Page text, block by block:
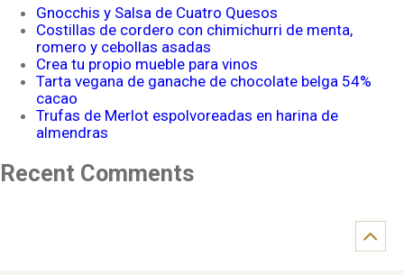
Gnocchis y Salsa de Cuatro Quesos
Costillas de cordero con chimichurri de menta,
romero y cebollas asadas
Crea tu propio mueble para vinos
Tarta vegana de ganache de chocolate belga 54%
cacao
Trufas de Merlot espolvoreadas en harina de
almendras
Recent Comments